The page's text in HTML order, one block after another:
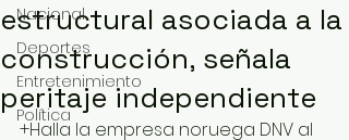
Nacional
Deportes
Entretenimiento
Política
estructural asociada a la
construcción, señala
peritaje independiente
+Halla la empresa noruega DNV al